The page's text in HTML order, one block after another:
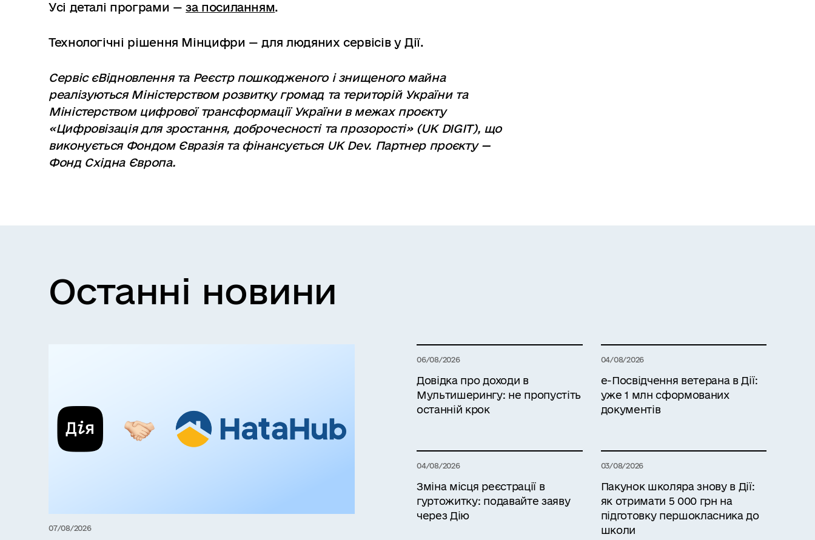
Усі деталі програми —за посиланням.
Технологічні рішення Мінцифри — для людяних сервісів у Дії.
Сервіс єВідновлення та Реєстр пошкодженого і знищеного майна
реалізуються Міністерством розвитку громад та територій України та
Міністерством цифрової трансформації України в межах проєкту
«Цифровізація для зростання, доброчесності та прозорості» (UK DIGIT), що
виконується Фондом Євразія та фінансується UK Dev. Партнер проєкту —
Фонд Східна Європа.
Останні новини
07/08/2026
06/08/2026
Довідка про доходи в
Мультишерингу: не пропустіть
останній крок
04/08/2026
е-Посвідчення ветерана в Дії:
уже 1 млн сформованих
документів
04/08/2026
Зміна місця реєстрації в
гуртожитку: подавайте заяву
через Дію
03/08/2026
Пакунок школяра знову в Дії:
як отримати 5 000 грн на
підготовку першокласника до
школи